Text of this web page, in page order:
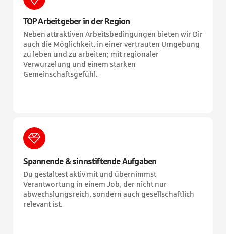
TOP Arbeitgeber in der Region
Neben attraktiven Arbeitsbedingungen bieten wir Dir
auch die Möglichkeit, in einer vertrauten Umgebung
zu leben und zu arbeiten; mit regionaler
Verwurzelung und einem starken
Gemeinschaftsgefühl.
Spannende & sinnstiftende Aufgaben
Du gestaltest aktiv mit und übernimmst
Verantwortung in einem Job, der nicht nur
abwechslungsreich, sondern auch gesellschaftlich
relevant ist.